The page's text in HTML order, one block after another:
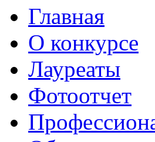
Главная
О конкурсе
Лауреаты
Фотоотчет